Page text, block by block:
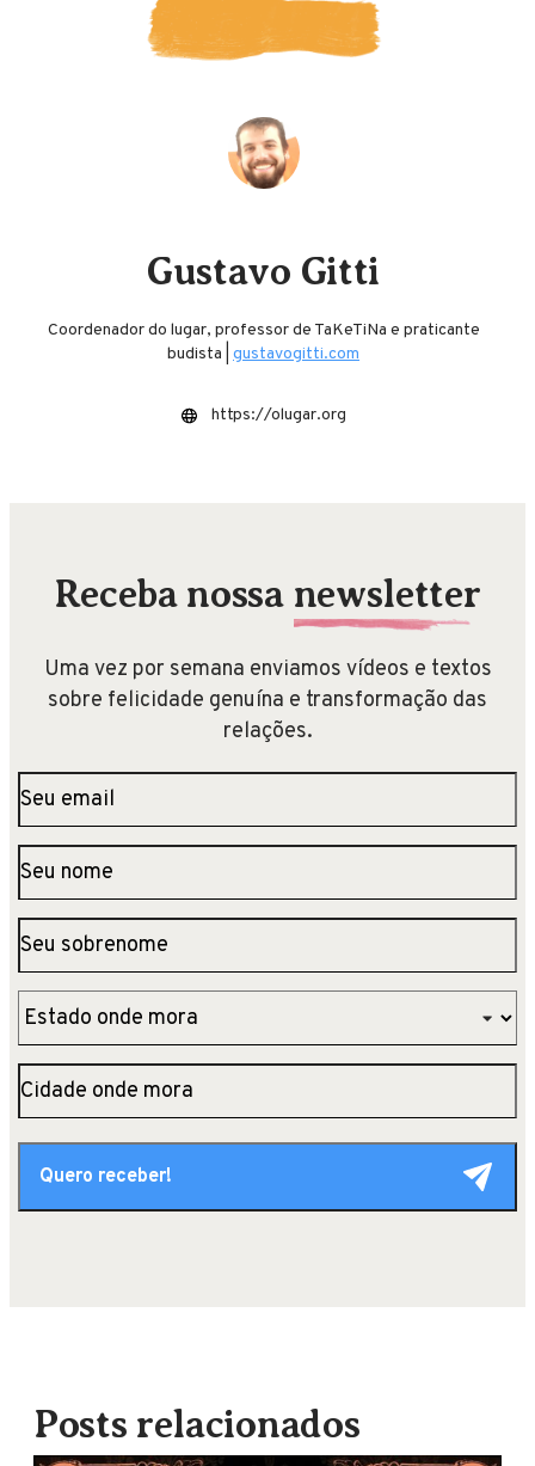
Gustavo Gitti
Coordenador do lugar, professor de TaKeTiNa e praticante
budista | gustavogitti.com
https://olugar.org
Receba nossa newsletter
Uma vez por semana enviamos vídeos e textos
sobre felicidade genuína e transformação das
relações.
Posts relacionados